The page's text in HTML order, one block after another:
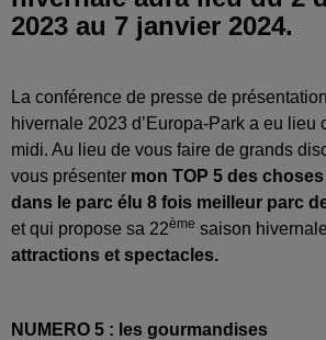
2023 au 7 janvier 2024.
La conférence de presse de
hivernale 2023 d’Europa-Park a eu lieu
midi. Au lieu de vous faire de grands
vous présenter mon TOP 5 des
dans le parc élu 8 fois meilleur parc
et qui propose sa 22ème saison
attractions et spectacles.
NUMERO 5 : les gourmandises